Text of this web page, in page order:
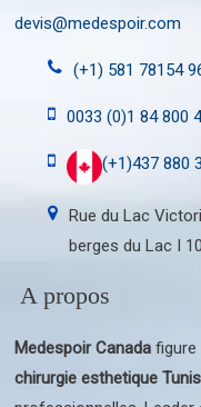
devis@medespoir.com
(+1) 581 78154
0033 (0)1 84 800
(+1)437 880
Rue du Lac
berges du Lac I
A propos
Medespoir Canada figure
chirurgie esthetique